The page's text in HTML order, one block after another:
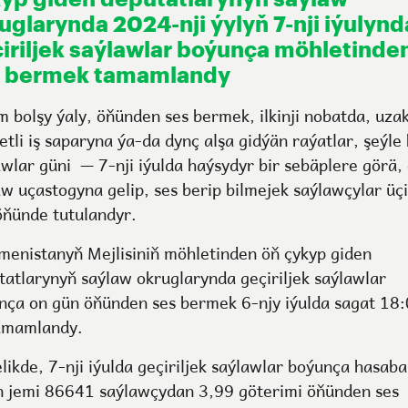
2024-nji ýylyň 7-nji
saýlawlar boýunça
bermek tamamlandy
bolşy ýaly, öňünden ses bermek, ilkinji nobatda,
iş saparyna ýa-da dynç alşa gidýän raýatlar, şeýle
güni — 7-nji iýulda haýsydyr bir sebäplere görä,
uçastogyna gelip, ses berip bilmejek saýlawçylar
tutulandyr.
Mejlisiniň möhletinden öň çykyp giden
saýlaw okruglarynda geçiriljek saýlawlar
on gün öňünden ses bermek 6-njy iýulda sagat
7-nji iýulda geçiriljek saýlawlar boýunça hasaba
jemi 86641 saýlawçydan 3,99 göterimi öňünden ses